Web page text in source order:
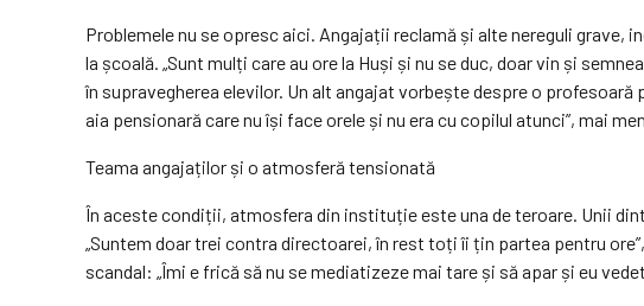
Problemele nu se opresc aici. Angajații reclamă și alte nereguli
la școală. „Sunt mulți care au ore la Huși și nu se duc, doar vin și
în supravegherea elevilor. Un alt angajat vorbește despre o
aia pensionară care nu își face orele și nu era cu copilul atunci”, mai
Teama angajaților și o atmosferă tensionată
În aceste condiții, atmosfera din instituție este una de teroare. Unii
„Suntem doar trei contra directoarei, în rest toți îi țin partea pentru
scandal: „Îmi e frică să nu se mediatizeze mai tare și să apar și eu